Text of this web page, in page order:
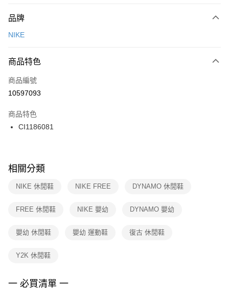
台灣樂天信用卡公司
【關於「AFTEE先享後付」】
便利好安心！
３．安心：先確認商品／服務後，再付款。
【「AFTEE先享後付」結帳流程】
１．於結帳方式選擇「AFTEE先享後付」後，將跳轉至「AFTEE先享後付」
２．訂單成立數日內，您將收到繳費通知簡訊。
３．收到繳費通知簡訊後14天內，點擊此簡訊中的連結，可透過四大超商／
ATM／網路銀行／等多元方式進行付款，方視為交易完成。
※ 交易是否成功請以「AFTEE先享後付 」之結帳頁面顯示為準，若有關於
是否繳費成功／繳費後需取消欲退款等相關疑問，請聯繫「AFTEE先享後付
客戶支援中心」
https://netprotections.freshdesk.com/support/home
１．透過由恩沛科技股份有限公司提供之「AFTEE先享後付」服務完成之交
權轉讓予恩沛科技股份有限公司。
３．未成年的使用者請事先徵得法定代理人或監護人之同意方可使用
４．使用「AFTEE先享後付」時，將依據個別帳號之用戶狀況，依本公司即
運送方式
每筆NT$100，滿NT$1,500(含以上)免運費
宅配
每筆NT$100，滿NT$1,500(含以上)免運費
付款後門市自取
每筆NT$100，滿NT$1,500(含以上)免運費
品牌
NIKE
商品特色
商品編號
10597093
商品特色
CI1186081
相關分類
NIKE 休閒鞋 NIKE FREE DYNAMO 休閒鞋
FREE 休閒鞋 NIKE 嬰幼 DYNAMO 嬰幼
嬰幼 休閒鞋 嬰幼 運動鞋 復古 休閒鞋
Y2K 休閒鞋
一 必買清單 一